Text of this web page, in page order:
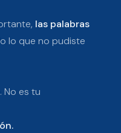
las palabras
lo que no pudiste
No es tu